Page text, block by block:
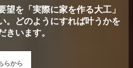
望を「実際に家を作る大工」
どのようにすれば叶うかを
きいます。
らから